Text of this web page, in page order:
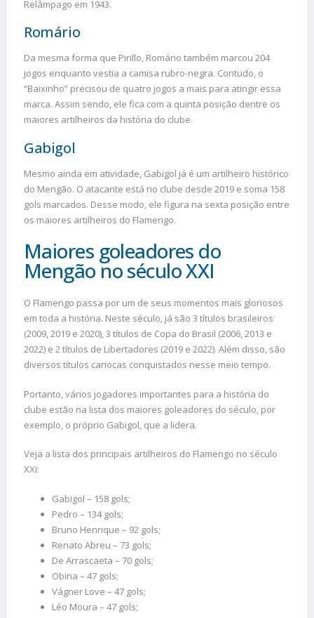
Relâmpago em 1943.
Romário
Da mesma forma que Pirillo, Romário também marcou 204
jogos enquanto vestia a camisa rubro-negra. Contudo, o
“Baixinho” precisou de quatro jogos a mais para atingir essa
marca. Assim sendo, ele fica com a quinta posição dentre os
maiores artilheiros da história do clube.
Gabigol
Mesmo ainda em atividade, Gabigol já é um artilheiro histórico
do Mengão. O atacante está no clube desde 2019 e soma 158
gols marcados. Desse modo, ele figura na sexta posição entre
os maiores artilheiros do Flamengo.
Maiores goleadores do
Mengão no século XXI
O Flamengo passa por um de seus momentos mais gloriosos
em toda a história. Neste século, já são 3 títulos brasileiros
(2009, 2019 e 2020), 3 títulos de Copa do Brasil (2006, 2013 e
2022) e 2 títulos de Libertadores (2019 e 2022). Além disso, são
diversos títulos cariocas conquistados nesse meio tempo.
Portanto, vários jogadores importantes para a história do
clube estão na lista dos maiores goleadores do século, por
exemplo, o próprio Gabigol, que a lidera.
Veja a lista dos principais artilheiros do Flamengo no século
XXI:
Gabigol – 158 gols;
Pedro – 134 gols;
Bruno Henrique – 92 gols;
Renato Abreu – 73 gols;
De Arrascaeta – 70 gols;
Obina – 47 gols;
Vágner Love – 47 gols;
Léo Moura – 47 gols;